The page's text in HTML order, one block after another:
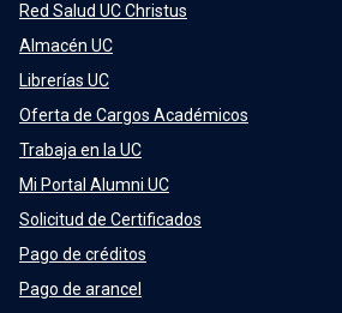
Red Salud UC Christus
Almacén UC
Librerías UC
Oferta de Cargos Académicos
Trabaja en la UC
Mi Portal Alumni UC
Solicitud de Certificados
Pago de créditos
Pago de arancel